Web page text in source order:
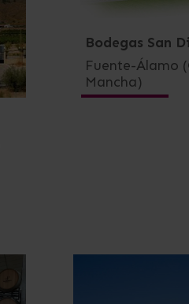
Bodegas San
Fuente-Álamo
Mancha)